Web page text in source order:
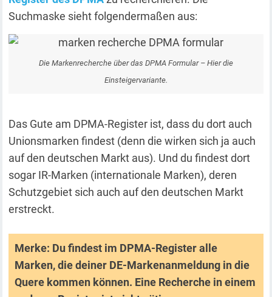
Suchmaske sieht folgendermaßen aus:
Die Markenrecherche über das DPMA Formular – Hier die
Einsteigervariante.
Das Gute am DPMA-Register ist, dass du dort auch
Unionsmarken findest (denn die wirken sich ja auch
auf den deutschen Markt aus). Und du findest dort
sogar IR-Marken (internationale Marken), deren
Schutzgebiet sich auch auf den deutschen Markt
erstreckt.
Merke: Du findest im DPMA-Register alle
Marken, die deiner DE-Markenanmeldung in die
Quere kommen können. Eine Recherche in einem